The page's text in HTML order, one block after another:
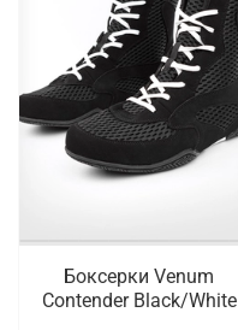
Боксерки Venum
Contender Black/White